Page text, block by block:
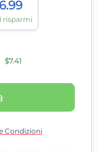
risparmi
$7.41
Condizioni